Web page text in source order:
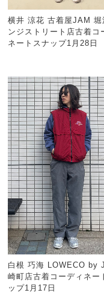
横井 涼花 古着屋JAM 堀
ンジストリート店古着コ
ネートスナップ1月28日
白根 巧海 LOWECO by
崎町店古着コーディネー
ップ1月17日